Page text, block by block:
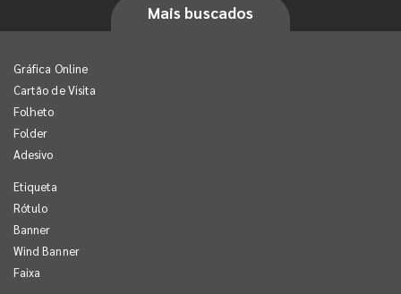
Mais buscados
Gráfica Online
Cartão de Visita
Folheto
Folder
Adesivo
Etiqueta
Rótulo
Banner
Wind Banner
Faixa